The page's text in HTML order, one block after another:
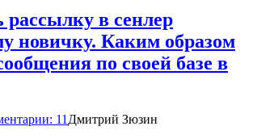
рассылку в сенлер
новичку. Каким образом
по своей базе в
11 Дмитрий Зюзин